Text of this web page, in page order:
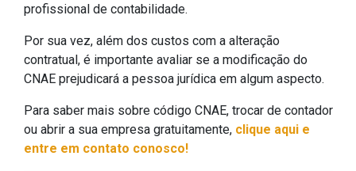
profissional de contabilidade.
Por sua vez, além dos custos com a alteração
contratual, é importante avaliar se a modificação do
CNAE prejudicará a pessoa jurídica em algum aspecto.
Para saber mais sobre código CNAE, trocar de contador
ou abrir a sua empresa gratuitamente, clique aqui e
entre em contato conosco!